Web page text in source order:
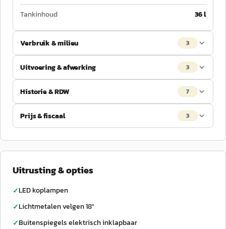
Tankinhoud
36 l
Verbruik & milieu 3
Uitvoering & afwerking 3
Historie & RDW 7
Prijs & fiscaal 3
Uitrusting & opties
✓LED koplampen
✓Lichtmetalen velgen 18"
✓Buitenspiegels elektrisch inklapbaar